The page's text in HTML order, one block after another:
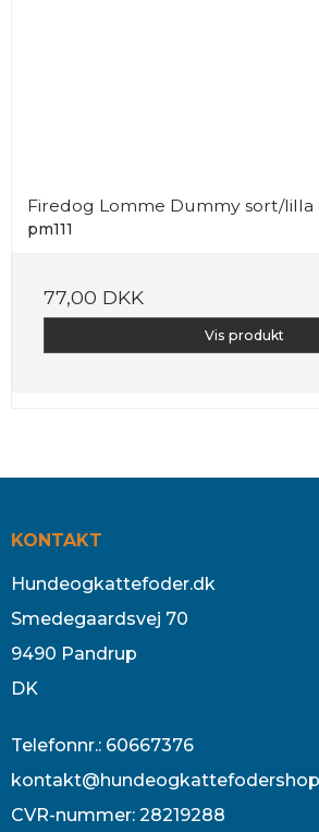
Firedog Lomme Dummy sort/lilla
pm111
77,00 DKK
Vis produkt
KONTAKT
Hundeogkattefoder.dk
Smedegaardsvej 70
9490 Pandrup
DK
Telefonnr.: 60667376
CVR-nummer: 28219288